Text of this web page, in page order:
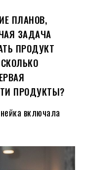
ПЛАНОВ,
ЗАДАЧА
ПРОДУКТ
ПРОДУКТЫ?
включала